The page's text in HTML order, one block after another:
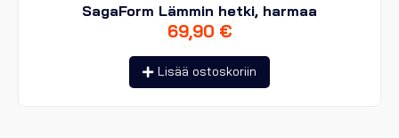
SagaForm Lämmin hetki, harmaa
69,90 €
Lisää ostoskoriin